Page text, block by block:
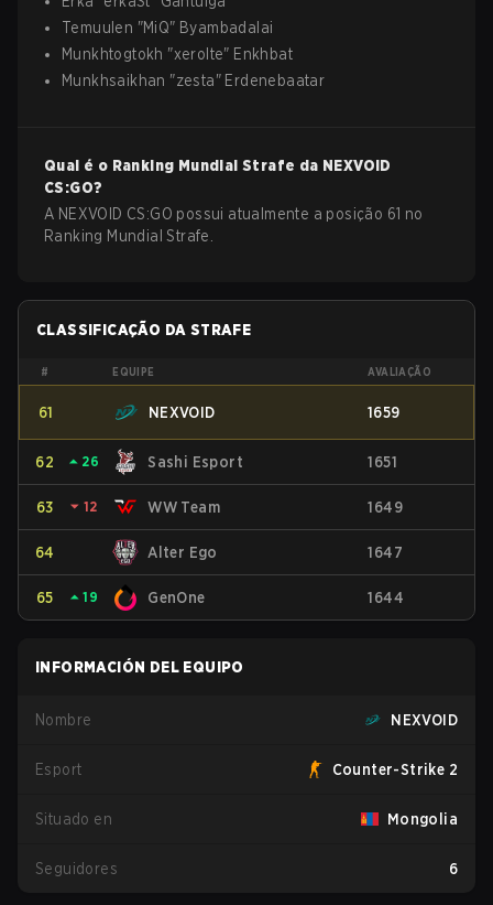
Temuulen "MiQ" Byambadalai
Munkhtogtokh "xerolte" Enkhbat
Munkhsaikhan "zesta" Erdenebaatar
Qual é o Ranking Mundial Strafe da NEXVOID
CS:GO?
A NEXVOID CS:GO possui atualmente a posição 61 no
Ranking Mundial Strafe.
CLASSIFICAÇÃO DA STRAFE
# EQUIPE AVALIAÇÃO
61 NEXVOID 1659
62 ⏶ 26 Sashi Esport 1651
63 ⏷ 12 WW Team 1649
64 Alter Ego 1647
65 ⏶ 19 GenOne 1644
INFORMACIÓN DEL EQUIPO
Nombre NEXVOID
Esport Counter-Strike 2
Situado en Mongolia
Seguidores 6